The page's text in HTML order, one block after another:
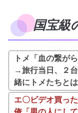
国宝級
トメ「血の繋が
→旅行当日、２
緒にトメたちと
エ〇ビデオ買っ